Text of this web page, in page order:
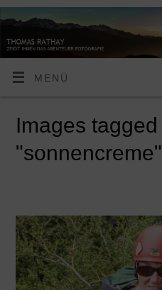
MENÜ
Images tagged
"sonnencreme"